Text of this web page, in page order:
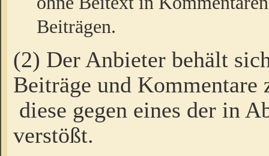
Beiträgen.
(2) Der Anbieter behält
Beiträge und Kommentare
diese gegen eines der in
verstößt.